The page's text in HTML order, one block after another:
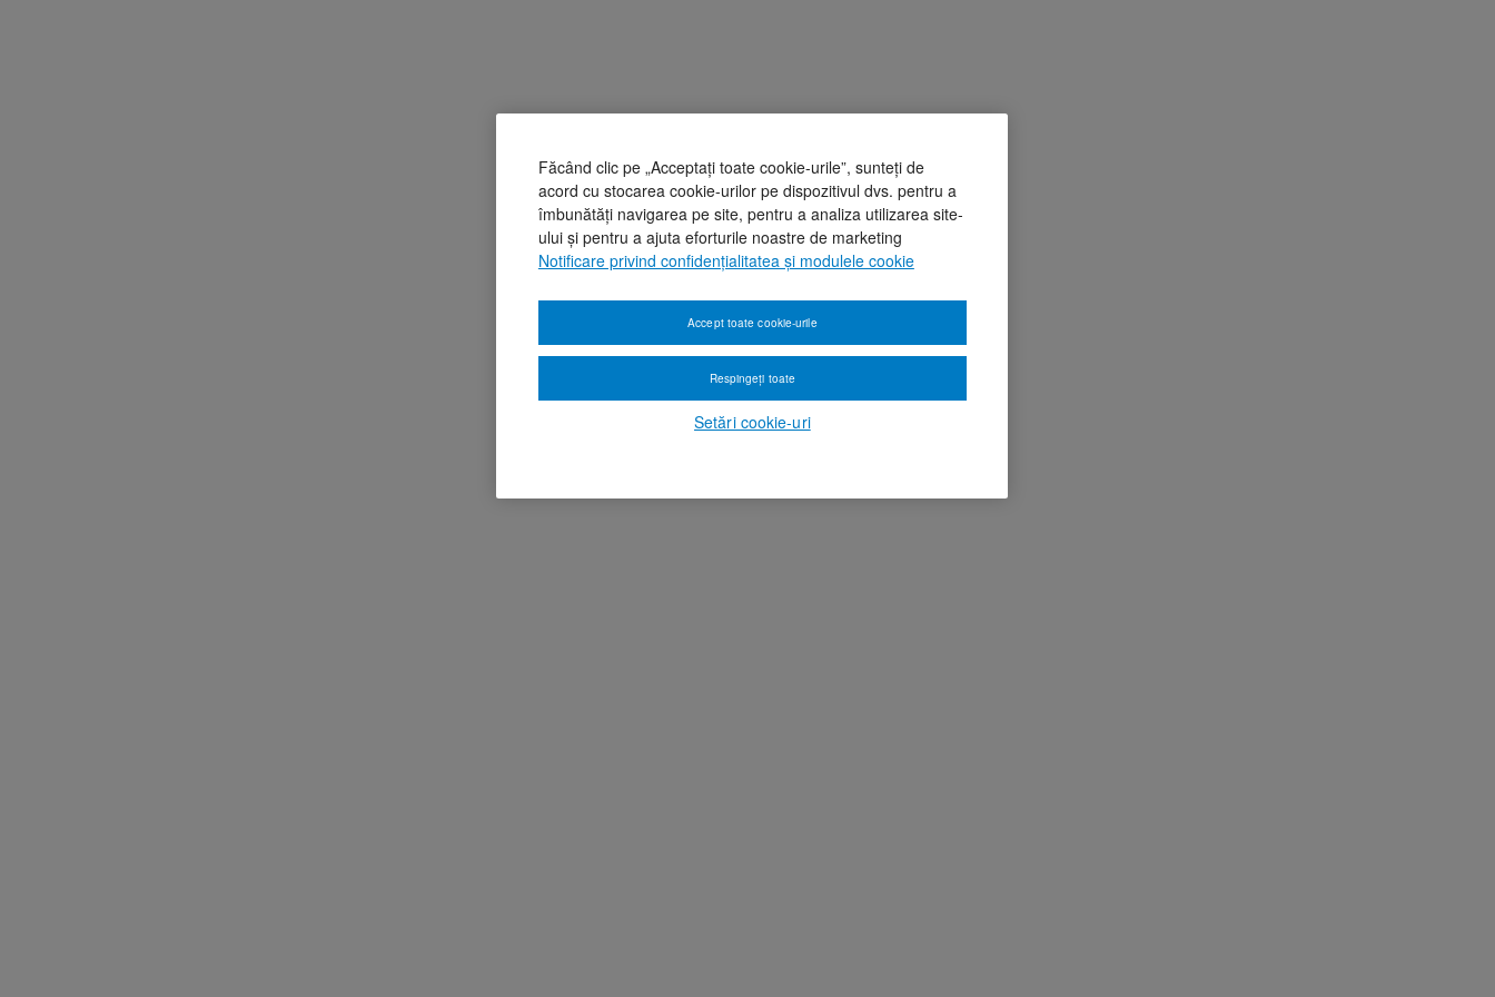
Făcând clic pe „Acceptați toate cookie-urile”, sunteți de
acord cu stocarea cookie-urilor pe dispozitivul dvs. pentru a
îmbunătăți navigarea pe site, pentru a analiza utilizarea site-
ului și pentru a ajuta eforturile noastre de marketing
Notificare privind confidențialitatea și modulele cookie
Setări cookie-uri
Respingeți toate
Accept toate cookie-urile